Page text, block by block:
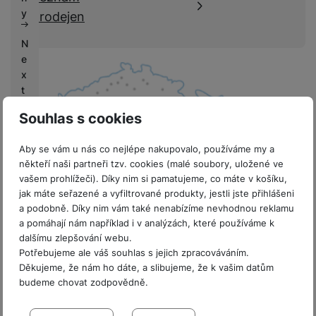
Souhlas s cookies
Aby se vám u nás co nejlépe nakupovalo, používáme my a
někteří naši partneři tzv. cookies (malé soubory, uložené ve
vašem prohlížeči). Díky nim si pamatujeme, co máte v košíku,
jak máte seřazené a vyfiltrované produkty, jestli jste přihlášeni
a podobně. Díky nim vám také nenabízíme nevhodnou reklamu
a pomáhají nám například i v analýzách, které používáme k
dalšímu zlepšování webu.
Potřebujeme ale váš souhlas s jejich zpracováváním.
Děkujeme, že nám ho dáte, a slibujeme, že k vašim datům
budeme chovat zodpovědně.
Nastavení souhlasů s kategoriemi
k
y
y
N
e
x
t
if
V
ý
k
u
p
y
prodejen
8 prodejen v ČR
Sdružení